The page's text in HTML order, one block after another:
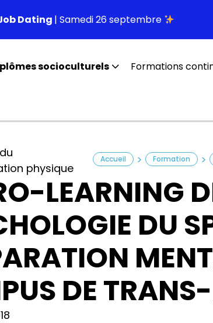
Dating | Samedi 26 septembre
socioculturels Formations
physique
Accueil > Formation >
LEARNING
DU
DE